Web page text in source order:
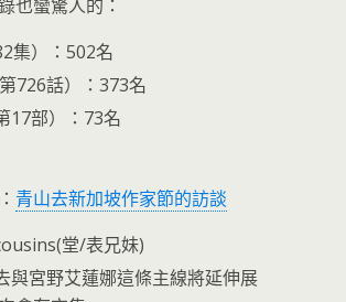
也蠻驚人的：
集）：502名
726話）：373名
17部）：73名
青山去新加坡作家節的訪談
堂/表兄妹)
與宮野艾蓮娜這條主線將延伸展